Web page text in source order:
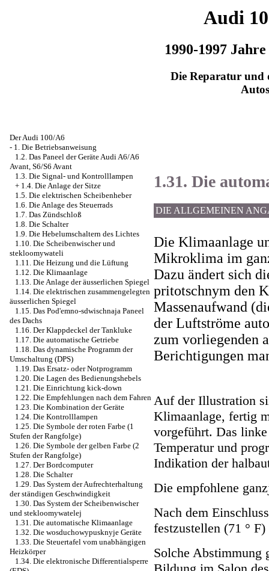
Audi
1990-1997
Die Reparatur und
Autos
Der Audi 100/A6
- 1. Die Betriebsanweisung
1.2. Das Paneel der Geräte Audi A6/A6
Avant, S6/S6 Avant
1.3. Die Signal- und Kontrolllampen
+ 1.4. Die Anlage der Sitze
1.5. Die elektrischen Scheibenheber
1.6. Die Anlage des Steuerrads
1.7. Das Zündschloß
1.8. Die Schalter
1.9. Die Hebelumschaltern des Lichtes
1.10. Die Scheibenwischer und
stekloomywateli
1.11. Die Heizung und die Lüftung
1.12. Die Klimaanlage
1.13. Die Anlage der äusserlichen Spiegel
1.14. Die elektrischen zusammengelegten
äusserlichen Spiegel
1.15. Das Pod'emno-sdwischnaja Paneel
des Dachs
1.16. Der Klappdeckel der Tankluke
1.17. Die automatische Getriebe
1.18. Das dynamische Programm der
Umschaltung (DPS)
1.19. Das Ersatz- oder Notprogramm
1.20. Die Lagen des Bedienungshebels
1.21. Die Einrichtung kick-down
1.22. Die Empfehlungen nach dem Fahren
1.23. Die Kombination der Geräte
1.24. Die Kontrolllampen
1.25. Die Symbole der roten Farbe (1
Stufen der Rangfolge)
1.26. Die Symbole der gelben Farbe (2
Stufen der Rangfolge)
1.27. Der Bordcomputer
1.28. Die Schalter
1.29. Das System der Aufrechterhaltung
der ständigen Geschwindigkeit
1.30. Das System der Scheibenwischer
und stekloomywatelej
1.31. Die automatische Klimaanlage
1.32. Die wosduchowypusknyje Geräte
1.33. Die Steuertafel vom unabhängigen
Heizkörper
1.34. Die elektronische Differentialsperre
1.31. Die
DIE ALLGEMEINEN
Die Klimaanlage
Mikroklima im
Dazu ändert sich
pritotschnym den
Massenaufwand
der Luftströme
zum vorliegenden
Berichtigungen
Auf der Illustration
Klimaanlage, fertig
vorgeführt. Das
Temperatur und
Indikation der
Die empfohlene
Nach dem
festzustellen (71 °
Solche Abstimmung